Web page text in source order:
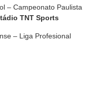
– Campeonato Paulista
TNT Sports
– Liga Profesional